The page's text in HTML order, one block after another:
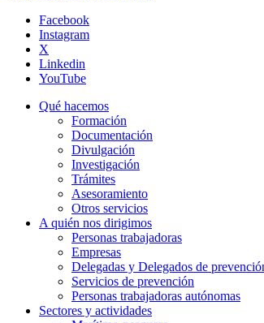
Facebook
Instagram
X
Linkedin
YouTube
Qué hacemos
Formación
Documentación
Divulgación
Investigación
Trámites
Asesoramiento
Otros servicios
A quién nos dirigimos
Personas trabajadoras
Empresas
Delegadas y Delegados de
Servicios de prevención
Personas trabajadoras autónomas
Sectores y actividades